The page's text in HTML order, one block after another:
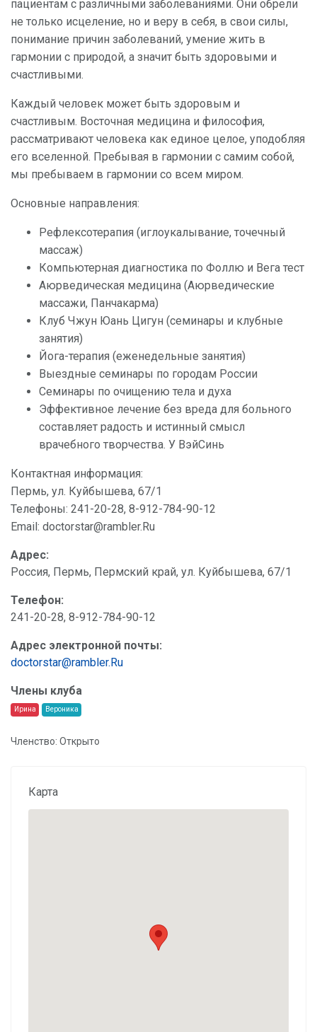
пациентам с различными заболеваниями. Они обрели
не только исцеление, но и веру в себя, в свои силы,
понимание причин заболеваний, умение жить в
гармонии с природой, а значит быть здоровыми и
счастливыми.
Каждый человек может быть здоровым и
счастливым. Восточная медицина и философия,
рассматривают человека как единое целое, уподобляя
его вселенной. Пребывая в гармонии с самим собой,
мы пребываем в гармонии со всем миром.
Основные направления:
Рефлексотерапия (иглоукалывание, точечный
массаж)
Компьютерная диагностика по Фоллю и Вега тест
Аюрведическая медицина (Аюрведические
массажи, Панчакарма)
Клуб Чжун Юань Цигун (семинары и клубные
занятия)
Йога-терапия (еженедельные занятия)
Выездные семинары по городам России
Семинары по очищению тела и духа
Эффективное лечение без вреда для больного
составляет радость и истинный смысл
врачебного творчества. У ВэйСинь
Контактная информация:
Пермь, ул. Куйбышева, 67/1
Телефоны: 241-20-28, 8-912-784-90-12
Email: doctorstar@rambler.Ru
Адрес:
Россия, Пермь, Пермский край, ул. Куйбышева, 67/1
Телефон:
241-20-28, 8-912-784-90-12
Адрес электронной почты:
doctorstar@rambler.Ru
Члены клуба
Ирина Вероника
Членство: Открыто
Карта